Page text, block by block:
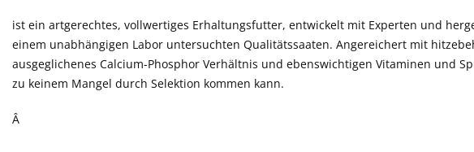
ist ein artgerechtes, vollwertiges Erhaltungsfutter, entwickelt mit Experten und
einem unabhängigen Labor untersuchten Qualitätssaaten. Angereichert mit
ausgeglichenes Calcium-Phosphor Verhältnis und ebenswichtigen Vitaminen und
zu keinem Mangel durch Selektion kommen kann.
Â